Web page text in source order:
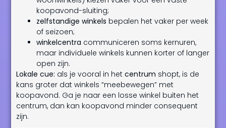
koopavond-sluiting;
zelfstandige winkels bepalen het vaker per week
of seizoen;
winkelcentra communiceren soms kernuren,
maar individuele winkels kunnen korter of langer
open zijn.
Lokale cue: als je vooral in hetcentrum shopt, is de
kans groter dat winkels “meebewegen” met
koopavond. Ga je naar een losse winkel buiten het
centrum, dan kan koopavond minder consequent
zijn.